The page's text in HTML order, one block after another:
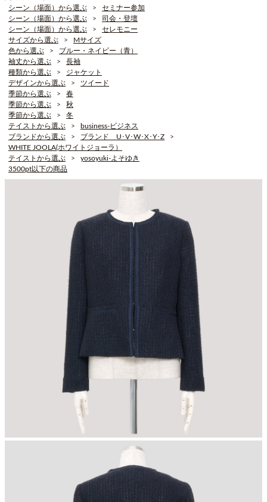
シーン（場面）から選ぶ
セミナー参加
シーン（場面）から選ぶ
司会・登壇
シーン（場面）から選ぶ
セレモニー
サイズから選ぶ
Mサイズ
色から選ぶ
ブルー・ネイビー（青）
袖丈から選ぶ
長袖
種類から選ぶ
ジャケット
デザインから選ぶ
ツイード
季節から選ぶ
春
季節から選ぶ
秋
季節から選ぶ
冬
テイストから選ぶ
business-ビジネス
ブランドから選ぶ
ブランド U･V･W･X･Y･Z
WHITE JOOLA(ホワイトジョーラ）
テイストから選ぶ
yosoyuki-よそゆき
3500pt以下の商品